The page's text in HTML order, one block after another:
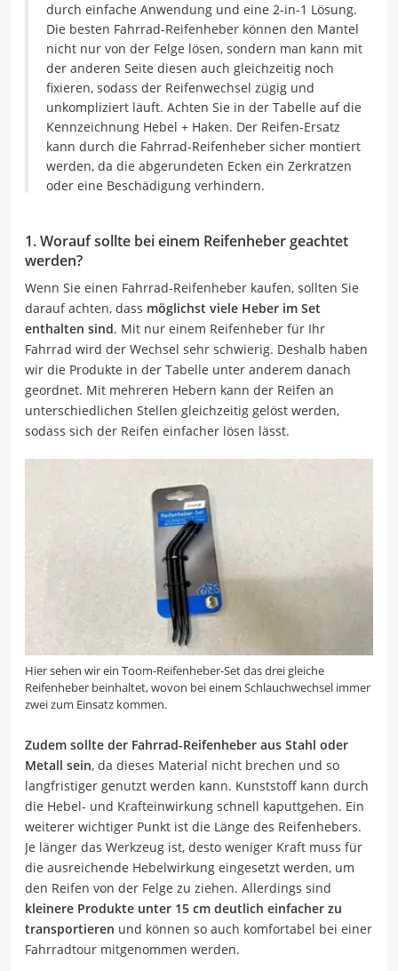
durch einfache Anwendung und eine 2-in-1 Lösung.
Die besten Fahrrad-Reifenheber können den Mantel
nicht nur von der Felge lösen, sondern man kann mit
der anderen Seite diesen auch gleichzeitig noch
fixieren, sodass der Reifenwechsel zügig und
unkompliziert läuft. Achten Sie in der Tabelle auf die
Kennzeichnung Hebel + Haken. Der Reifen-Ersatz
kann durch die Fahrrad-Reifenheber sicher montiert
werden, da die abgerundeten Ecken ein Zerkratzen
oder eine Beschädigung verhindern.
1. Worauf sollte bei einem Reifenheber geachtet
werden?
Wenn Sie einen Fahrrad-Reifenheber kaufen, sollten Sie
darauf achten, dass möglichst viele Heber im Set
enthalten sind. Mit nur einem Reifenheber für Ihr
Fahrrad wird der Wechsel sehr schwierig. Deshalb haben
wir die Produkte in der Tabelle unter anderem danach
geordnet. Mit mehreren Hebern kann der Reifen an
unterschiedlichen Stellen gleichzeitig gelöst werden,
sodass sich der Reifen einfacher lösen lässt.
Hier sehen wir ein Toom-Reifenheber-Set das drei gleiche
Reifenheber beinhaltet, wovon bei einem Schlauchwechsel immer
zwei zum Einsatz kommen.
Zudem sollte der Fahrrad-Reifenheber aus Stahl oder
Metall sein, da dieses Material nicht brechen und so
langfristiger genutzt werden kann. Kunststoff kann durch
die Hebel- und Krafteinwirkung schnell kaputtgehen. Ein
weiterer wichtiger Punkt ist die Länge des Reifenhebers.
Je länger das Werkzeug ist, desto weniger Kraft muss für
die ausreichende Hebelwirkung eingesetzt werden, um
den Reifen von der Felge zu ziehen. Allerdings sind
kleinere Produkte unter 15 cm deutlich einfacher zu
transportieren und können so auch komfortabel bei einer
Fahrradtour mitgenommen werden.